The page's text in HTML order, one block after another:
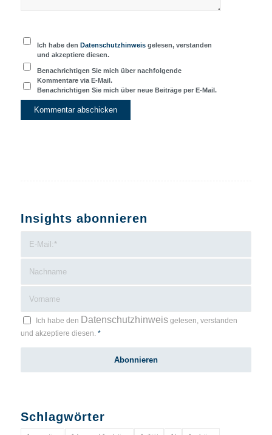
Ich habe denDatenschutzhinweis gelesen, verstanden
und akzeptiere diesen.
Benachrichtigen Sie mich über nachfolgende
Kommentare via E-Mail.
Benachrichtigen Sie mich über neue Beiträge per E-Mail.
Insights abonnieren
Ich habe den Datenschutzhinweisgelesen, verstanden
und akzeptiere diesen. *
Schlagwörter